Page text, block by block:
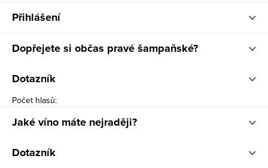
Přihlášení
Dopřejete si občas pravé šampaňské?
Dotazník
Počet hlasů:
Jaké víno máte nejraději?
Dotazník